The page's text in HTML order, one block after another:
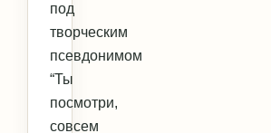
под
творческим
псевдонимом
“Ты
посмотри,
совсем